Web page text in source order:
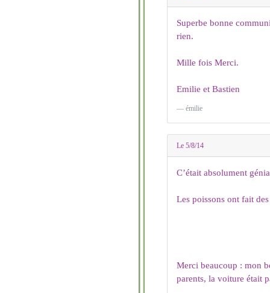
Superbe bonne
rien.
Mille fois Merci.
Emilie et Bastien
émilie
Le 5/8/14
C’était absolument
Les poissons ont fait
Merci beaucoup : mon
parents, la voiture était